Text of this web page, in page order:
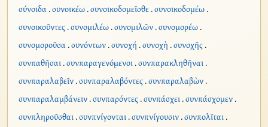
σύνοιδα .συνοικέω.συνοικοδομεῖσθε.συνοικοδομέω.
συνοικοῦντες.συνομιλέω.συνομιλῶν.συνομορέω.
συνομοροῦσα .συνόντων.συνοχή .συνοχὴ .συνοχῆς.
συνπαθῆσαι.συνπαραγενόμενοι.συνπαρακληθῆναι.
συνπαραλαβεῖν.συνπαραλαβόντες.συνπαραλαβὼν.
συνπαραλαμβάνειν.συνπαρόντες.συνπάσχει.συνπάσχομεν.
συνπληροῦσθαι.συνπνίγονται.συνπνίγουσιν.συνπολῖται.